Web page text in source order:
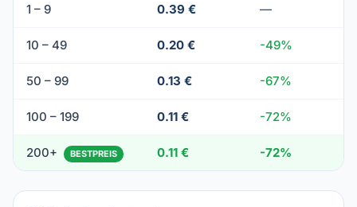
1 – 9 0.39 € —
10 – 49 0.20 € -49%
50 – 99 0.13 € -67%
100 – 199 0.11 € -72%
200+ BESTPREIS 0.11 € -72%